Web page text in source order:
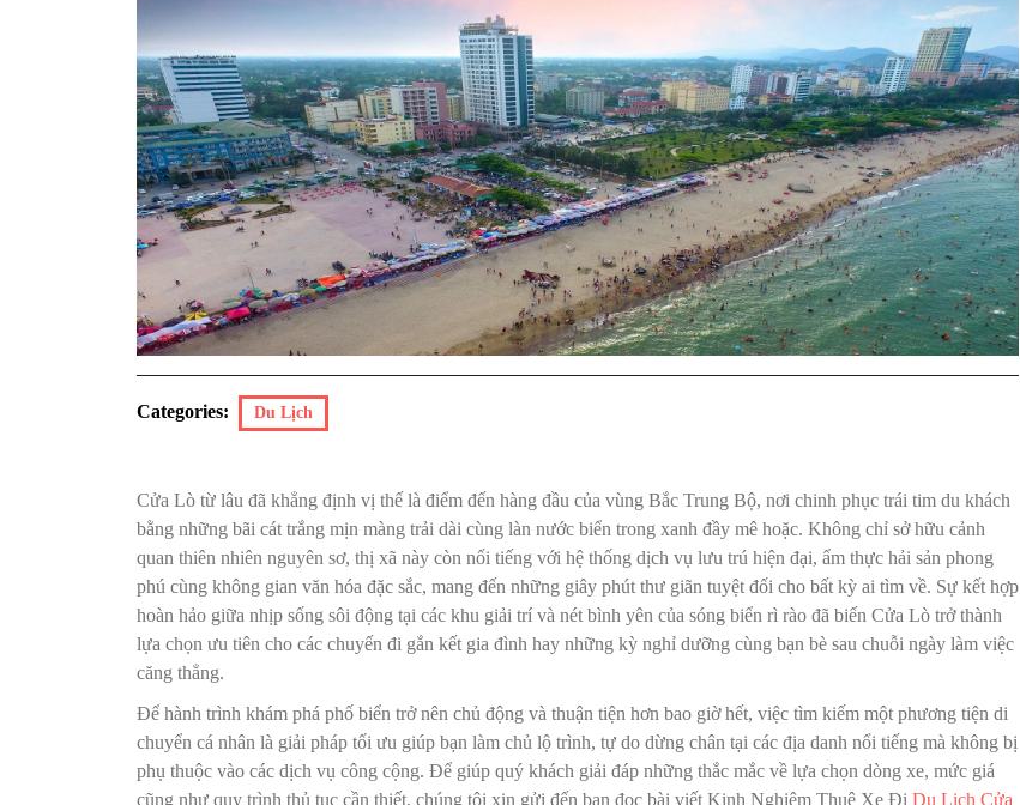
Categories: Du Lịch
Cửa Lò từ lâu đã khẳng định vị thế là điểm đến hàng đầu của vùng Bắc Trung Bộ, nơi chinh phục trái tim du khách
bằng những bãi cát trắng mịn màng trải dài cùng làn nước biển trong xanh đầy mê hoặc. Không chỉ sở hữu cảnh
quan thiên nhiên nguyên sơ, thị xã này còn nổi tiếng với hệ thống dịch vụ lưu trú hiện đại, ẩm thực hải sản phong
phú cùng không gian văn hóa đặc sắc, mang đến những giây phút thư giãn tuyệt đối cho bất kỳ ai tìm về. Sự kết hợp
hoàn hảo giữa nhịp sống sôi động tại các khu giải trí và nét bình yên của sóng biển rì rào đã biến Cửa Lò trở thành
lựa chọn ưu tiên cho các chuyến đi gắn kết gia đình hay những kỳ nghỉ dưỡng cùng bạn bè sau chuỗi ngày làm việc
căng thẳng.
Để hành trình khám phá phố biển trở nên chủ động và thuận tiện hơn bao giờ hết, việc tìm kiếm một phương tiện di
chuyển cá nhân là giải pháp tối ưu giúp bạn làm chủ lộ trình, tự do dừng chân tại các địa danh nổi tiếng mà không bị
phụ thuộc vào các dịch vụ công cộng. Để giúp quý khách giải đáp những thắc mắc về lựa chọn dòng xe, mức giá
cũng như quy trình thủ tục cần thiết, chúng tôi xin gửi đến bạn đọc bài viết Kinh Nghiệm Thuê Xe Đi Du Lịch Cửa